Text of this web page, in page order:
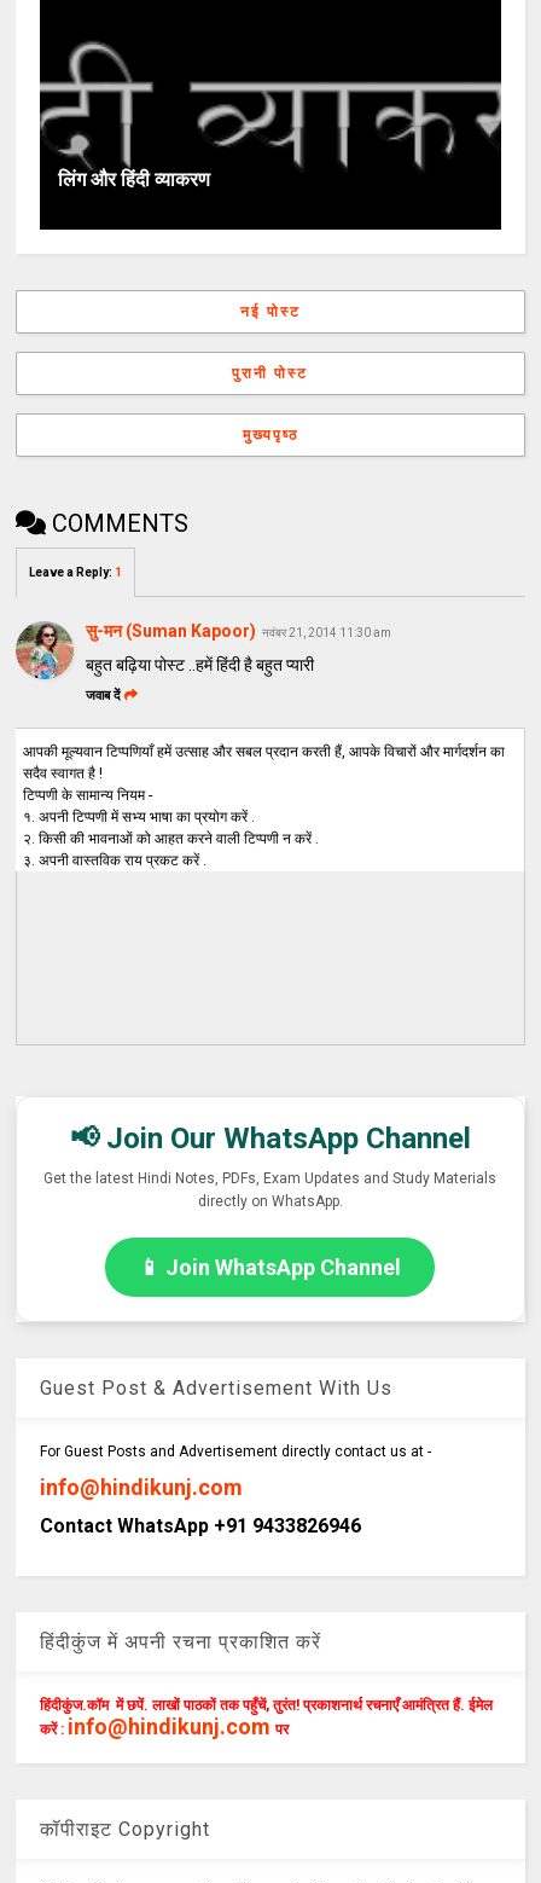
लिंग और हिंदी व्याकरण
नई पोस्ट
पुरानी पोस्ट
मुख्यपृष्ठ
COMMENTS
Leave a Reply: 1
सु-मन (Suman Kapoor) नवंबर 21, 2014 11:30 am
बहुत बढ़िया पोस्ट ..हमें हिंदी है बहुत प्यारी
जवाब दें
आपकी मूल्यवान टिप्पणियाँ हमें उत्साह और सबल प्रदान करती हैं, आपके विचारों और मार्गदर्शन का
सदैव स्वागत है !
टिप्पणी के सामान्य नियम -
१. अपनी टिप्पणी में सभ्य भाषा का प्रयोग करें .
२. किसी की भावनाओं को आहत करने वाली टिप्पणी न करें .
३. अपनी वास्तविक राय प्रकट करें .
📢 Join Our WhatsApp Channel
Get the latest Hindi Notes, PDFs, Exam Updates and Study Materials
directly on WhatsApp.
📱 Join WhatsApp Channel
Guest Post & Advertisement With Us
For Guest Posts and Advertisement directly contact us at -
info@hindikunj.com
Contact WhatsApp +91 9433826946
हिंदीकुंज में अपनी रचना प्रकाशित करें
हिंदीकुंज.कॉम में छपें. लाखों पाठकों तक पहुँचें, तुरंत! प्रकाशनार्थ रचनाएँ आमंत्रित हैं. ईमेल
करें : info@hindikunj.com पर
कॉपीराइट Copyright